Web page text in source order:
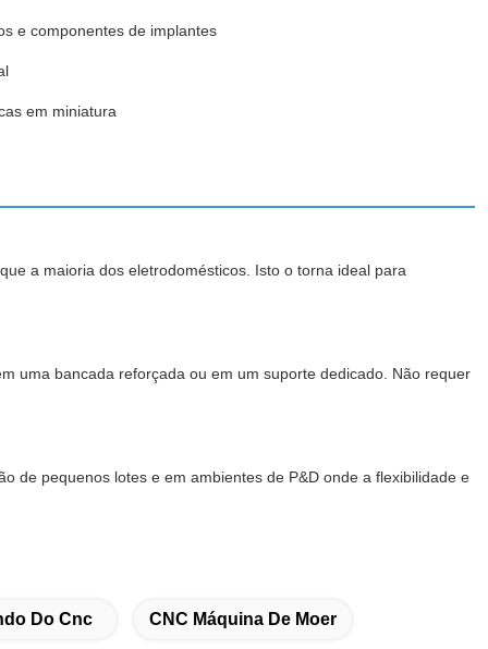
e componentes de implantes
em miniatura
a maioria dos eletrodomésticos. Isto o torna ideal para
uma bancada reforçada ou em um suporte dedicado. Não requer
de pequenos lotes e em ambientes de P&D onde a flexibilidade e
Do Cnc CNC Máquina De Moer